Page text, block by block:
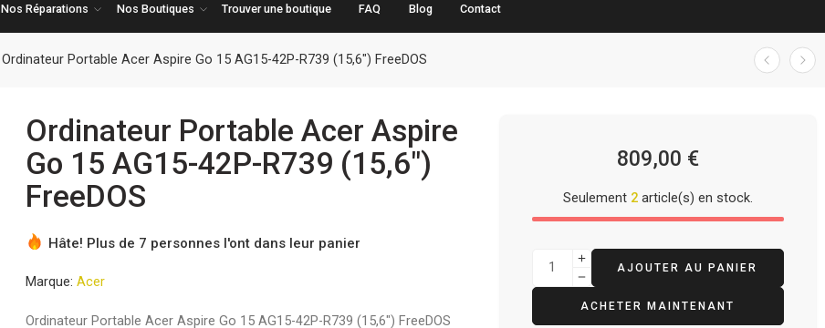
Nos Réparations Nos Boutiques Trouver une boutique FAQ Blog Contact
Ordinateur Portable Acer Aspire Go 15 AG15-42P-R739 (15,6″) FreeDOS
Ordinateur Portable Acer Aspire
Go 15 AG15-42P-R739 (15,6″)
FreeDOS
Hâte! Plus de 7 personnes l'ont dans leur panier
Marque: Acer
Ordinateur Portable Acer Aspire Go 15 AG15-42P-R739 (15,6″) FreeDOS
809,00 €
Seulement 2article(s) en stock.
AJOUTER AU PANIER
ACHETER MAINTENANT